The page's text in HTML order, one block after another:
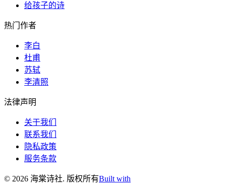
给孩子的诗
热门作者
李白
杜甫
苏轼
李清照
法律声明
关于我们
联系我们
隐私政策
服务条款
© 2026 海棠诗社. 版权所有Built with